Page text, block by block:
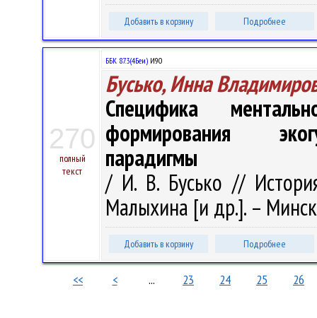
Добавить в корзину Подробнее
270
полный
текст
ББК 87.3(4Беи) И90
Бусько, Инна
Специфика
формирования
парадигмы
/ И. В. Бусько //
Малыхина [и др.]. –
Добавить в корзину Подробнее
<< < ... 23 24 25 26